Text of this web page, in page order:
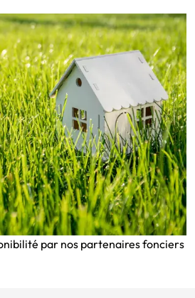
par nos partenaires fonciers